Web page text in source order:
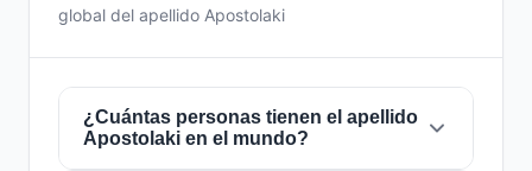
global del apellido Apostolaki
¿Cuántas personas tienen el apellido
Apostolaki en el mundo?